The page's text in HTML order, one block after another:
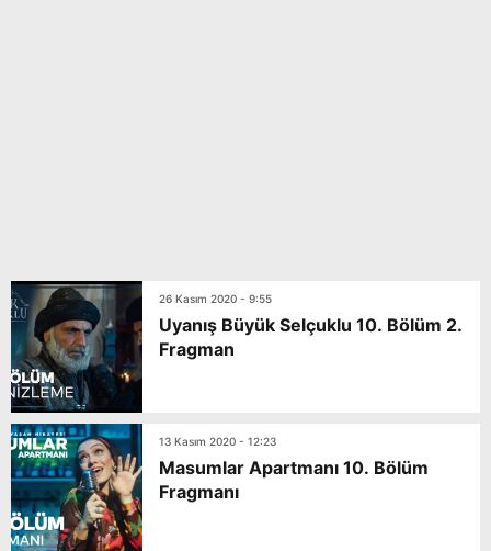
26 Kasım 2020 - 9:55
Uyanış Büyük Selçuklu 10. Bölüm 2.
Fragman
13 Kasım 2020 - 12:23
Masumlar Apartmanı 10. Bölüm
Fragmanı